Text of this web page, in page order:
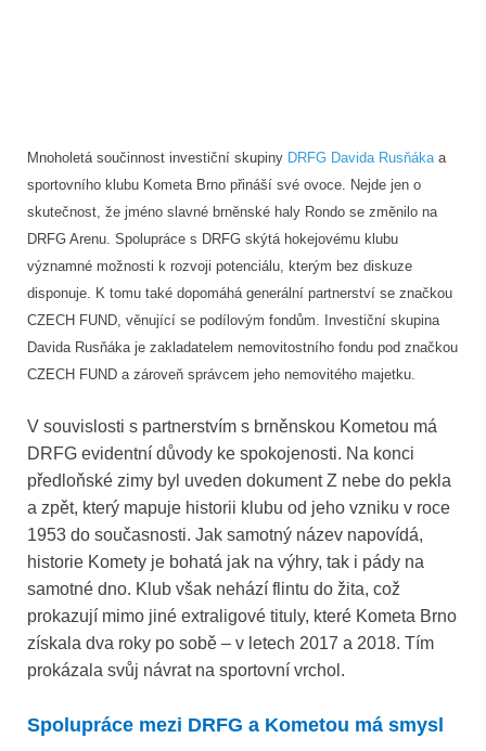
Mnoholetá součinnost investiční skupiny DRFG Davida Rusňákaa
sportovního klubu Kometa Brno přináší své ovoce. Nejde jen o
skutečnost, že jméno slavné brněnské haly Rondo se změnilo na
DRFG Arenu. Spolupráce s DRFG skýtá hokejovému klubu
významné možnosti k rozvoji potenciálu, kterým bez diskuze
disponuje. K tomu také dopomáhá generální partnerství se značkou
CZECH FUND, věnující se podílovým fondům. Investiční skupina
Davida Rusňáka je zakladatelem nemovitostního fondu pod značkou
CZECH FUND a zároveň správcem jeho nemovitého majetku.
V souvislosti s partnerstvím s brněnskou Kometou má
DRFG evidentní důvody ke spokojenosti. Na konci
předloňské zimy byl uveden dokument Z nebe do pekla
a zpět, který mapuje historii klubu od jeho vzniku v roce
1953 do současnosti. Jak samotný název napovídá,
historie Komety je bohatá jak na výhry, tak i pády na
samotné dno. Klub však nehází flintu do žita, což
prokazují mimo jiné extraligové tituly, které Kometa Brno
získala dva roky po sobě – v letech 2017 a 2018. Tím
prokázala svůj návrat na sportovní vrchol.
Spolupráce mezi DRFG a Kometou má smysl